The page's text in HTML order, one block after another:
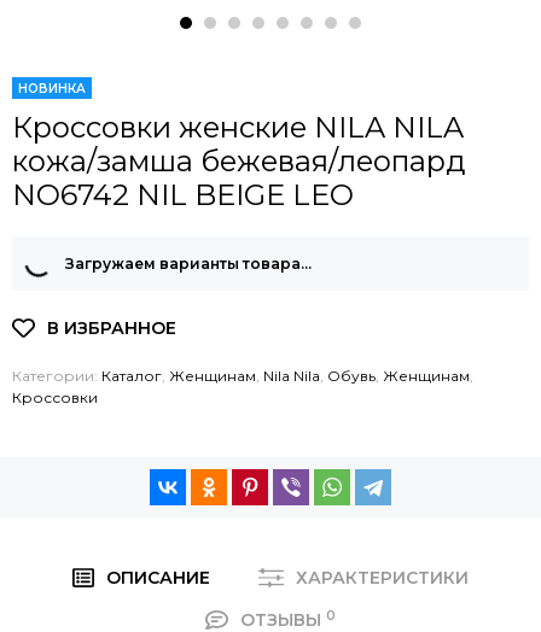
НОВИНКА
Кроссовки женские NILA NILA
кожа/замша бежевая/леопард
NO6742 NIL BEIGE LEO
Загружаем варианты товара…
Категории: Каталог, Женщинам, Nila Nila, Обувь, Женщинам,
Кроссовки
ОПИСАНИЕ
ХАРАКТЕРИСТИКИ
ОТЗЫВЫ 0